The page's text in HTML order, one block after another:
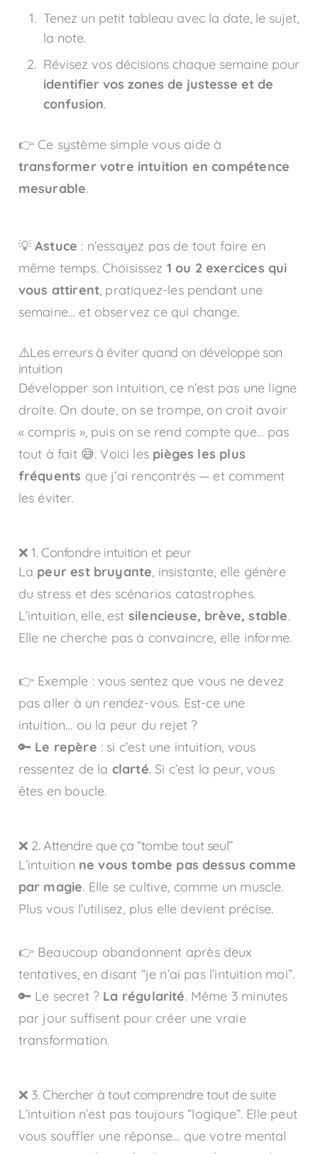
Tenez un petit tableau avec la date, le sujet,
la note.
Révisez vos décisions chaque semaine pour
identifier vos zones de justesse et de
confusion.
👉 Ce système simple vous aide à
transformer votre intuition en compétence
mesurable.
💡Astuce : n’essayez pas de tout faire en
même temps. Choisissez 1 ou 2 exercices qui
vous attirent, pratiquez-les pendant une
semaine… et observez ce qui change.
⚠️Les erreurs à éviter quand on développe son
intuition
Développer son intuition, ce n’est pas une ligne
droite. On doute, on se trompe, on croit avoir
« compris », puis on se rend compte que… pas
tout à fait 😅. Voici les pièges les plus
fréquents que j’ai rencontrés — et comment
les éviter.
❌ 1. Confondre intuition et peur
La peur est bruyante, insistante, elle génère
du stress et des scénarios catastrophes.
L’intuition, elle, est silencieuse, brève, stable.
Elle ne cherche pas à convaincre, elle informe.
👉 Exemple : vous sentez que vous ne devez
pas aller à un rendez-vous. Est-ce une
intuition… ou la peur du rejet ?
🔑 Le repère : si c’est une intuition, vous
ressentez de la clarté. Si c’est la peur, vous
êtes en boucle.
❌ 2. Attendre que ça “tombe tout seul”
L’intuition ne vous tombe pas dessus comme
par magie. Elle se cultive, comme un muscle.
Plus vous l’utilisez, plus elle devient précise.
👉 Beaucoup abandonnent après deux
tentatives, en disant “je n’ai pas l’intuition moi”.
🔑 Le secret ? La régularité. Même 3 minutes
par jour suffisent pour créer une vraie
transformation.
❌ 3. Chercher à tout comprendre tout de suite
L’intuition n’est pas toujours “logique”. Elle peut
vous souffler une réponse… que votre mental